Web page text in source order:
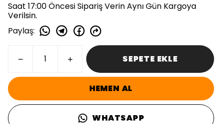
Saat 17:00 Öncesi Sipariş Verin Aynı Gün Kargoya
Verilsin.
Paylaş:
SEPETE EKLE
HEMEN AL
WHATSAPP